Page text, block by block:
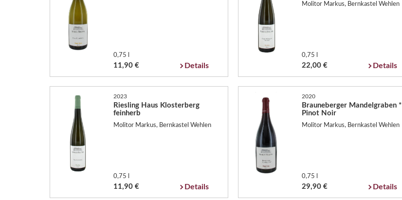
0,75 l
11,90 € Details
Molitor Markus, Bernkastel Wehlen
0,75 l
22,00 € Details
2023
Riesling Haus Klosterberg
feinherb
Molitor Markus, Bernkastel Wehlen
0,75 l
11,90 € Details
2020
Brauneberger Mandelgraben *
Pinot Noir
Molitor Markus, Bernkastel Wehlen
0,75 l
29,90 € Details